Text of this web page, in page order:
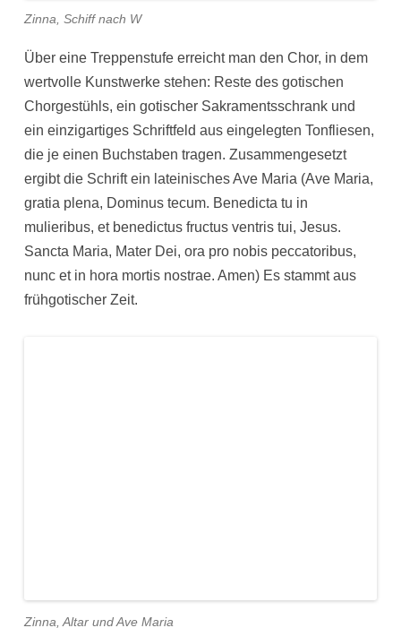
Zinna, Schiff nach W
Über eine Treppenstufe erreicht man den Chor, in dem
wertvolle Kunstwerke stehen: Reste des gotischen
Chorgestühls, ein gotischer Sakramentsschrank und
ein einzigartiges Schriftfeld aus eingelegten Tonfliesen,
die je einen Buchstaben tragen. Zusammengesetzt
ergibt die Schrift ein lateinisches Ave Maria (Ave Maria,
gratia plena, Dominus tecum. Benedicta tu in
mulieribus, et benedictus fructus ventris tui, Jesus.
Sancta Maria, Mater Dei, ora pro nobis peccatoribus,
nunc et in hora mortis nostrae. Amen) Es stammt aus
frühgotischer Zeit.
Zinna, Altar und Ave Maria